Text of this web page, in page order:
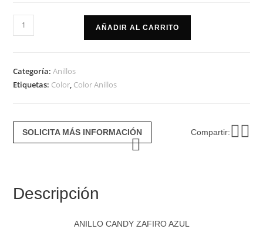
Anillo
candy
cantidad
AÑADIR AL CARRITO
Categoría:Anillos
Etiquetas: Color Color Anillos
SOLICITA MÁS INFORMACIÓN Compartir:
Descripción
ANILLO CANDY ZAFIRO AZUL